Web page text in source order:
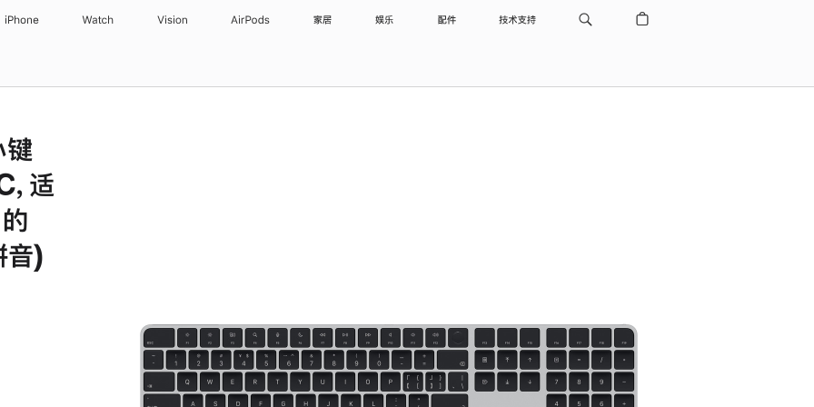
iPhone Watch Vision AirPods 家居 娱乐 配件 技术支持
键
适
音)